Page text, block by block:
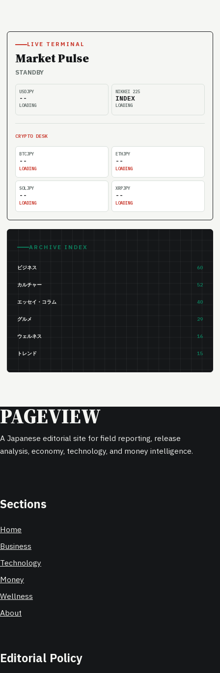
LIVE TERMINAL
Market Pulse
STANDBY
USDJPY
--
LOADING
NIKKEI 225
INDEX
LOADING
CRYPTO DESK
BTCJPY
--
LOADING
ETHJPY
--
LOADING
SOLJPY
--
LOADING
XRPJPY
--
LOADING
ARCHIVE INDEX
ビジネス 60
カルチャー 52
エッセイ・コラム 40
グルメ 29
ウェルネス 16
トレンド 15
PAGEVIEW
A Japanese editorial site for field reporting, release
analysis, economy, technology, and money intelligence.
Sections
Home
Business
Technology
Money
Wellness
About
Editorial Policy